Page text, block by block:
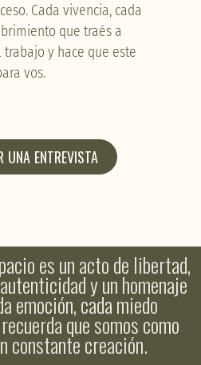
Cada vivencia, cada
que traés a
y hace que este
vos.
UNA ENTREVISTA
es un acto de libertad,
y un homenaje
emoción, cada miedo
que somos como
constante creación.